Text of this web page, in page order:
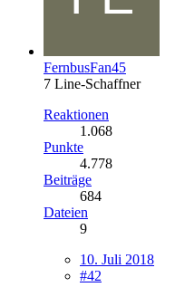
FernbusFan45
7 Line-Schaffner
Reaktionen
1.068
Punkte
4.778
Beiträge
684
Dateien
9
10. Juli 2018
#42